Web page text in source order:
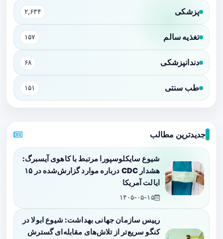
پزشکی ۲,۶۳۴
تغذیه سالم ۱۵۷
دندانپزشکی ۶۸
طب سنتی ۱۵۱
جدیدترین مطالب
شیوع سایکلوسپورا مرتبط با کاهوی آیسبرگ:
هشدار CDC درباره موارد گزارش‌شده در ۱۵
ایالت آمریکا
۱۴۰۵-۰۵-۱۵
رییس سازمان جهانی بهداشت: شیوع ابولا در
کنگو سریع‌تر از تلاش‌های مقابله‌ای گسترش